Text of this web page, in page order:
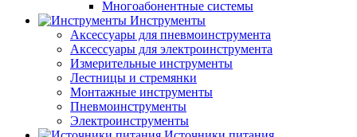
Многоабонентные системы
Инструменты
Аксессуары для пневмоинструмента
Аксессуары для электроинструмента
Измерительные инструменты
Лестницы и стремянки
Монтажные инструменты
Пневмоинструменты
Электроинструменты